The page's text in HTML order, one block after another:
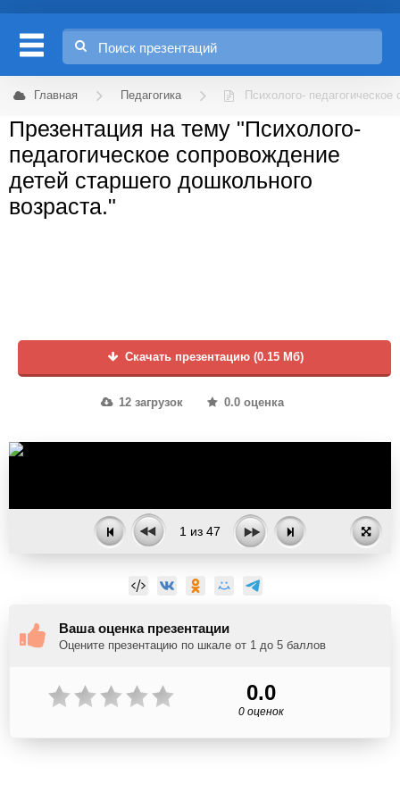
Главная Педагогика Психолого-
Презентация на тему "Психолого-
педагогическое сопровождение
детей старшего дошкольного
возраста."
Скачать презентацию (0.15 Мб)
12 загрузок 0.0 оценка
1 из 47
Ваша оценка презентации
Оцените презентацию по шкале от 1 до 5 баллов
0.0
0 оценок